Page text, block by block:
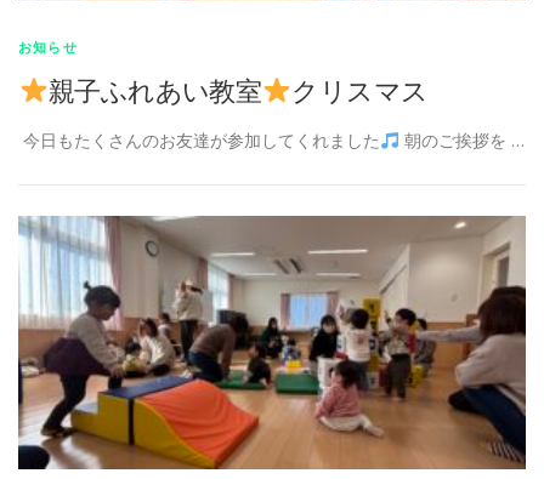
お知らせ
親子ふれあい教室 クリスマス
今日もたくさんのお友達が参加してくれました 朝のご挨拶を …